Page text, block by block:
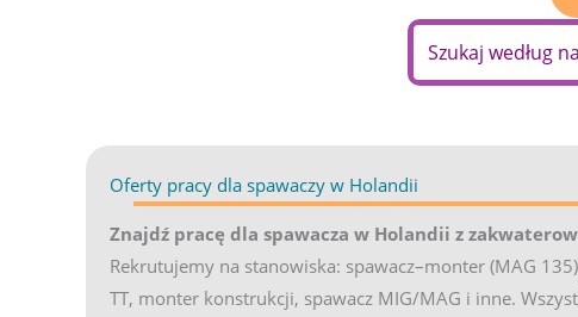
Search field
Oferty pracy dla spawaczy w Holandii
Znajdź pracę dla spawacza w Holandii z
Rekrutujemy na stanowiska: spawacz–monter (MAG
TT, monter konstrukcji, spawacz MIG/MAG i inne.